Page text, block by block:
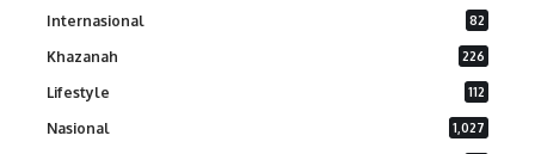
Internasional 82
Khazanah 226
Lifestyle 112
Nasional 1,027